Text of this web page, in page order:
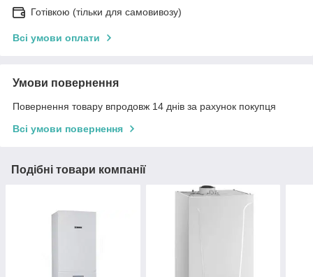
Готівкою (тільки для самовивозу)
Всі умови оплати
Умови повернення
Повернення товару впродовж 14 днів за рахунок покупця
Всі умови повернення
Подібні товари компанії